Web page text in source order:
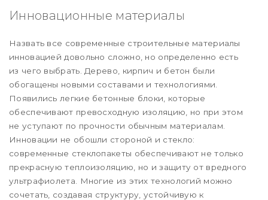
Инновационные материалы
Назвать все современные строительные материалы
инновацией довольно сложно, но определенно есть
из чего выбрать. Дерево, кирпич и бетон были
обогащены новыми составами и технологиями.
Появились легкие бетонные блоки, которые
обеспечивают превосходную изоляцию, но при этом
не уступают по прочности обычным материалам.
Инновации не обошли стороной и стекло:
современные стеклопакеты обеспечивают не только
прекрасную теплоизоляцию, но и защиту от вредного
ультрафиолета. Многие из этих технологий можно
сочетать, создавая структуру, устойчивую к